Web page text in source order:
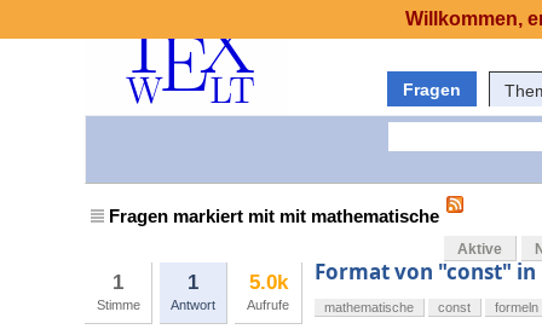
Fragen
Fragen markiert mit mit mathematische
Aktive
1
Stimme
1
Antwort
5.0k
Aufrufe
Format von "const"
mathematische const formeln
Willkommen,